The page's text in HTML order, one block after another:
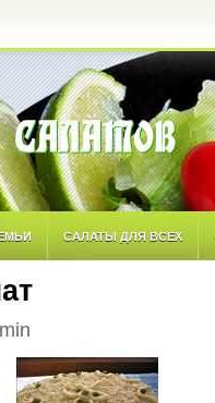
САЛАТЫ ДЛЯ ВСЕХ
РЕЦЕПТАМ